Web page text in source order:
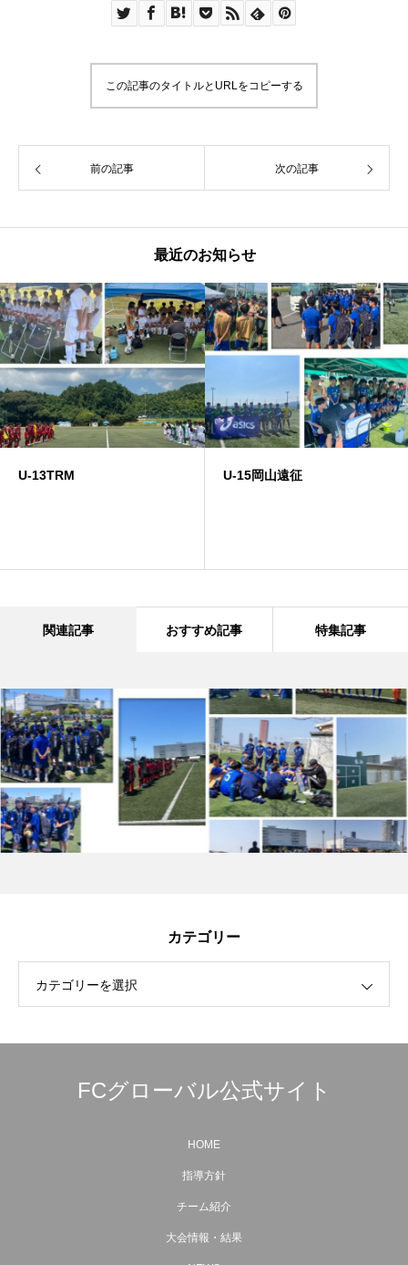
この記事のタイトルとURLをコピーする
前の記事 次の記事
最近のお知らせ
U-13TRM U-15岡山遠征
関連記事 おすすめ記事 特集記事
カテゴリー
カテゴリーを選択
FCグローバル公式サイト
HOME
指導方針
チーム紹介
大会情報・結果